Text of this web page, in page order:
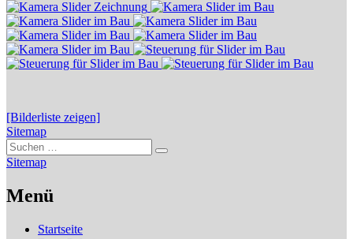
[Bilderliste zeigen]
Sitemap
Suchen
nach:
Suchen
Sitemap
Menü
Startseite